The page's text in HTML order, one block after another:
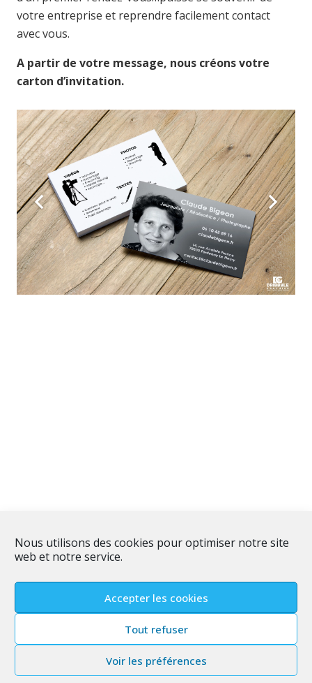
Nous utilisons des cookies pour optimiser notre site
web et notre service.
Accepter les cookies
Tout refuser
Voir les préférences
votre entreprise et reprendre facilement contact
avec vous.
A partir de votre message, nous créons votre
carton d’invitation.